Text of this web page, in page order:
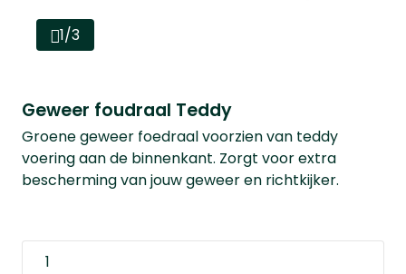
1/3
Geweer foudraal Teddy
Groene geweer foedraal voorzien van teddy
voering aan de binnenkant. Zorgt voor extra
bescherming van jouw geweer en richtkijker.